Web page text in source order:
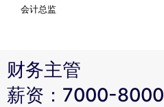
会计总监
财务主管
薪资： 7000-8000